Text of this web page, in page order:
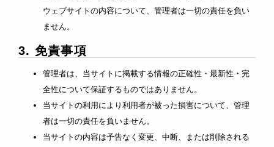
ウェブサイトの内容について、管理者は一切の責任を負い
ません。
3. 免責事項
管理者は、当サイトに掲載する情報の正確性・最新性・完
全性について保証するものではありません。
当サイトの利用により利用者が被った損害について、管理
者は一切の責任を負いません。
当サイトの内容は予告なく変更、中断、または削除される